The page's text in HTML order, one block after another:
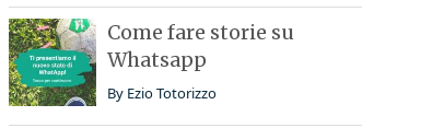
Come fare storie su
Whatsapp
By Ezio Totorizzo